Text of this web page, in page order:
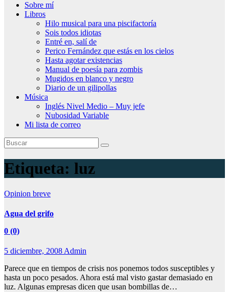
Sobre mí
Libros
Hilo musical para una piscifactoría
Sois todos idiotas
Entré en, salí de
Perico Fernández que estás en los cielos
Hasta agotar existencias
Manual de poesía para zombis
Mugidos en blanco y negro
Diario de un gilipollas
Música
Inglés Nivel Medio – Muy jefe
Nubosidad Variable
Mi lista de correo
Etiqueta: luz
Opinion breve
Agua del grifo
0 (0)
5 diciembre, 2008Admin
Parece que en tiempos de crisis nos ponemos todos susceptibles y
hasta un poco pesados. Ahora está mal visto gastar demasiado en
luz. Algunas empresas dicen que usan bombillas de…